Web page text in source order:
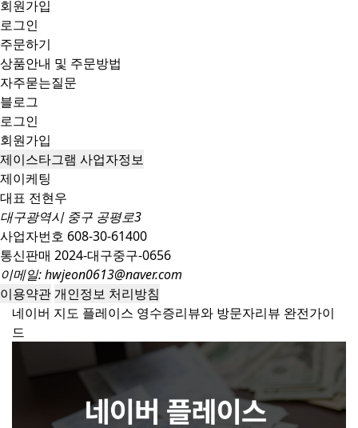
회원가입
로그인
주문하기
상품안내 및 주문방법
자주묻는질문
블로그
로그인
회원가입
제이스타그램 사업자정보
제이케팅
대표 전현우
대구광역시 중구 공평로3
사업자번호 608-30-61400
통신판매 2024-대구중구-0656
이메일:hwjeon0613@naver.com
이용약관 개인정보 처리방침
네이버 지도 플레이스 영수증리뷰와 방문자리뷰 완전가이
드